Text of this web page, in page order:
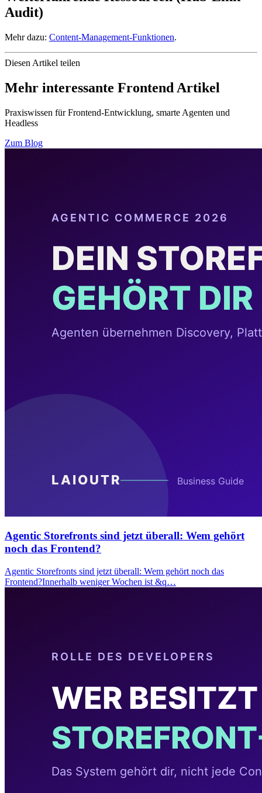
Audit)
Mehr dazu: Content-Management-Funktionen.
Diesen Artikel teilen
Mehr interessante Frontend Artikel
Praxiswissen für Frontend-Entwicklung, smarte Agenten und
Headless
Zum Blog
Agentic Storefronts sind jetzt überall: Wem gehört
noch das Frontend?
Agentic Storefronts sind jetzt überall: Wem gehört noch das
Frontend?Innerhalb weniger Wochen ist &q…